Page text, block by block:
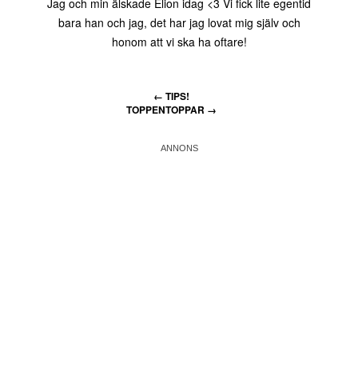
Jag och min älskade Elion idag <3 Vi fick lite egentid
bara han och jag, det har jag lovat mig själv och
honom att vi ska ha oftare!
← TIPS!
TOPPENTOPPAR →